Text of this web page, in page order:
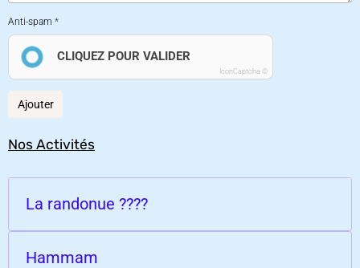
Anti-spam
CLIQUEZ POUR VALIDER
IconCaptcha ©
Ajouter
Nos Activités
La randonue ????
Hammam